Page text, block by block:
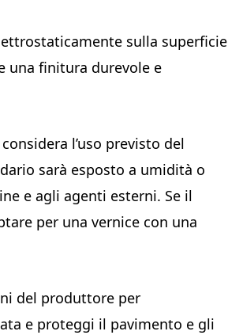
sulla superficie
una finitura durevole e
l’uso previsto del
sarà esposto a umidità o
e agli agenti esterni. Se il
per una vernice con una
del produttore per
e proteggi il pavimento e gli